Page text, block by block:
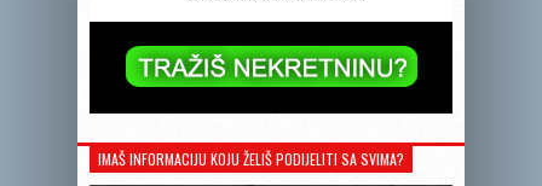
IMAŠ INFORMACIJU KOJU ŽELIŠ PODIJELITI SA SVIMA?